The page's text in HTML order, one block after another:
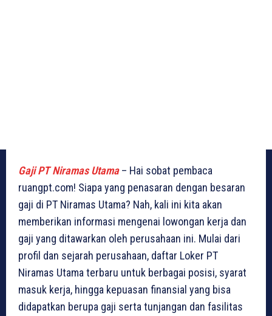
Gaji PT Niramas Utama– Hai sobat pembaca
ruangpt.com! Siapa yang penasaran dengan besaran
gaji di PT Niramas Utama? Nah, kali ini kita akan
memberikan informasi mengenai lowongan kerja dan
gaji yang ditawarkan oleh perusahaan ini. Mulai dari
profil dan sejarah perusahaan, daftar Loker PT
Niramas Utama terbaru untuk berbagai posisi, syarat
masuk kerja, hingga kepuasan finansial yang bisa
didapatkan berupa gaji serta tunjangan dan fasilitas